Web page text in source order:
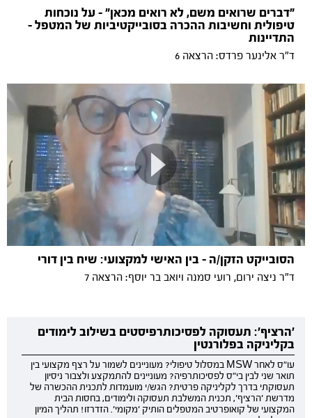
"דברים שרואים משם, לא רואים מכאן" - על נוכחות
טיפולית וחשיבות ההכרה בסובייקטיביות של המטפל -
התדיינות
ד"ר אלינער פרדס: הרצאה 6
הסובייקט הזקן/ה – בין האישי למקצועי: שיח בין דורי
ד"ר ניצה ירום, רועי סמנה ויואב בר יוסף: הרצאה 7
'הרציף': תעסוקה לפסיכותרפיסטים בשילוב לימודים
בקליניקה בפלורנטין
עו"ס לאחר MSW במסלול טיפולי? מעוניינים לשמור על רצף מקצועי בין
תואר שני לבין בי"ס לפסיכותרפיה? מעוניינים להתמקצע ולצבור ניסיון
תעסוקתי בדרך לקליניקה פרטית? הגש/י מועמדות לתכנית ההכשרה של
מדרשת 'הרציף', תכנית המשלבת תעסוקה ולימודים, בחסות הבית
המקצועי של קואופרטיב המטפלים הותיק 'מקומי'. הזדרזו! תהליך המיון